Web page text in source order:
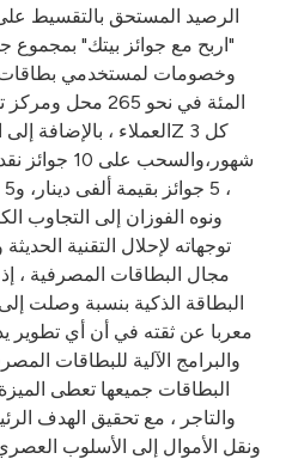
المئة في نحو
ونوه الفوزان إلى التجاوب
توجهاته لإحلال التقنية
مجال البطاقات المصرفية ،
معربا عن ثقته في أن أي تطوير
والبرامج الآلية للبطاقات
البطاقات جميعها تعطى
والتاجر ، مع تحقيق الهدف
ونقل الأموال إلى الأسلوب